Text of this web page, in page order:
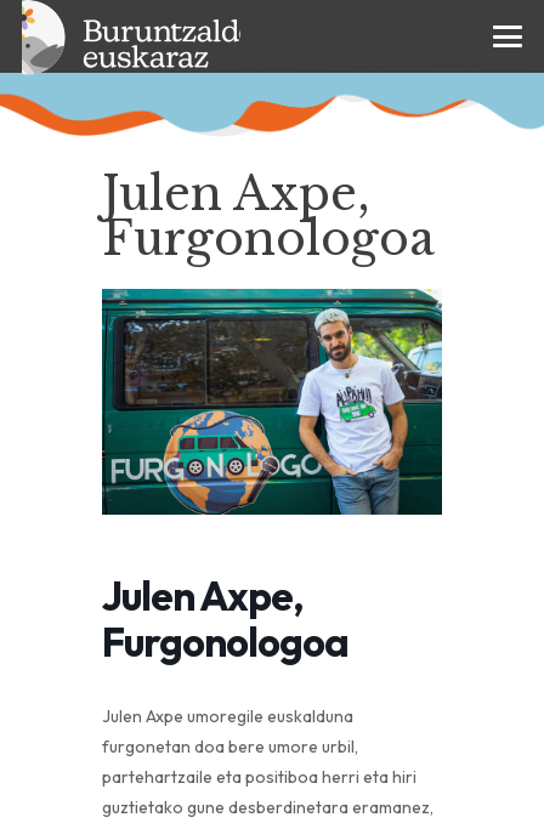
Julen Axpe,
Furgonologoa
Julen Axpe,
Furgonologoa
Julen Axpe umoregile euskalduna
furgonetan doa bere umore urbil,
partehartzaile eta positiboa herri eta hiri
guztietako gune desberdinetara eramanez,